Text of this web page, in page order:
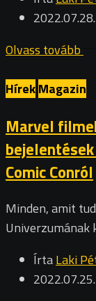
2022.07.28.
Olvass tovább
HírekMagazin
Marvel
Comic Conról
Minden, amit
Univerzumának
ÍrtaLaki
2022.07.25.